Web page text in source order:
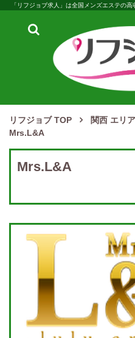
「リフジョブ求人」は全国メンズエステの高
検
リフジョブ TOP 関西 エリア
Mrs.L&A
Mrs.L&A